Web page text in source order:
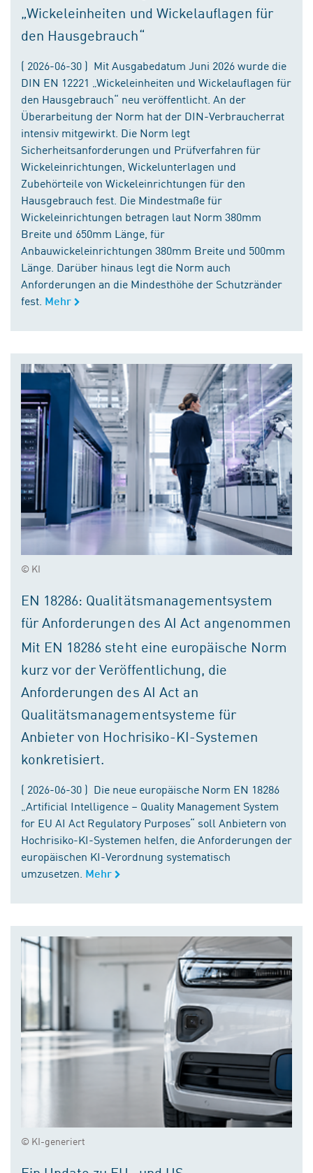
„Wickeleinheiten und Wickelauflagen für
den Hausgebrauch“
( 2026-06-30 ) Mit Ausgabedatum Juni 2026 wurde die
DIN EN 12221 „Wickeleinheiten und Wickelauflagen für
den Hausgebrauch“ neu veröffentlicht. An der
Überarbeitung der Norm hat der DIN-Verbraucherrat
intensiv mitgewirkt. Die Norm legt
Sicherheitsanforderungen und Prüfverfahren für
Wickeleinrichtungen, Wickelunterlagen und
Zubehörteile von Wickeleinrichtungen für den
Hausgebrauch fest. Die Mindestmaße für
Wickeleinrichtungen betragen laut Norm 380mm
Breite und 650mm Länge, für
Anbauwickeleinrichtungen 380mm Breite und 500mm
Länge. Darüber hinaus legt die Norm auch
Anforderungen an die Mindesthöhe der Schutzränder
fest. Mehr
© KI
EN 18286: Qualitätsmanagementsystem
für Anforderungen des AI Act angenommen
Mit EN 18286 steht eine europäische Norm
kurz vor der Veröffentlichung, die
Anforderungen des AI Act an
Qualitätsmanagementsysteme für
Anbieter von Hochrisiko-KI-Systemen
konkretisiert.
( 2026-06-30 ) Die neue europäische Norm EN 18286
„Artificial Intelligence – Quality Management System
for EU AI Act Regulatory Purposes“ soll Anbietern von
Hochrisiko-KI-Systemen helfen, die Anforderungen der
europäischen KI-Verordnung systematisch
umzusetzen. Mehr
© KI-generiert